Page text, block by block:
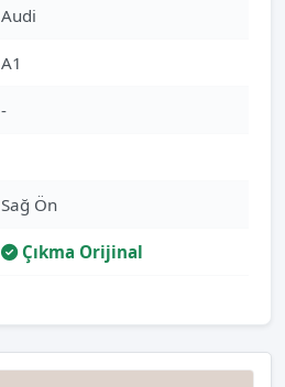
Audi
A1
-
Sağ Ön
Çıkma Orijinal